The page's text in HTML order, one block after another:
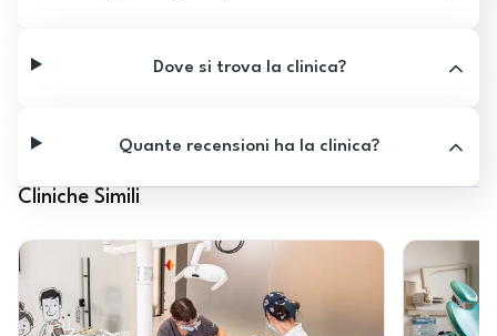
Dove si trova la clinica?
Quante recensioni ha la clinica?
Cliniche Simili